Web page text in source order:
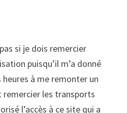
si je dois remercier
puisqu’il m’a donné
à me remonter un
remercier les transports
l’accès à ce site qui a